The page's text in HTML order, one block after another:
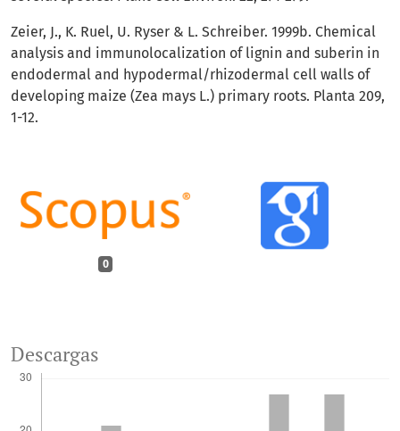
0
Descargas
Zeier, J., K. Ruel, U. Ryser & L. Schreiber. 1999b. Chemical
analysis and immunolocalization of lignin and suberin in
endodermal and hypodermal/rhizodermal cell walls of
developing maize (Zea mays L.) primary roots. Planta 209,
1-12.